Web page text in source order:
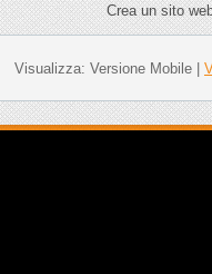
Crea un sito
Visualizza: Versione Mobile|